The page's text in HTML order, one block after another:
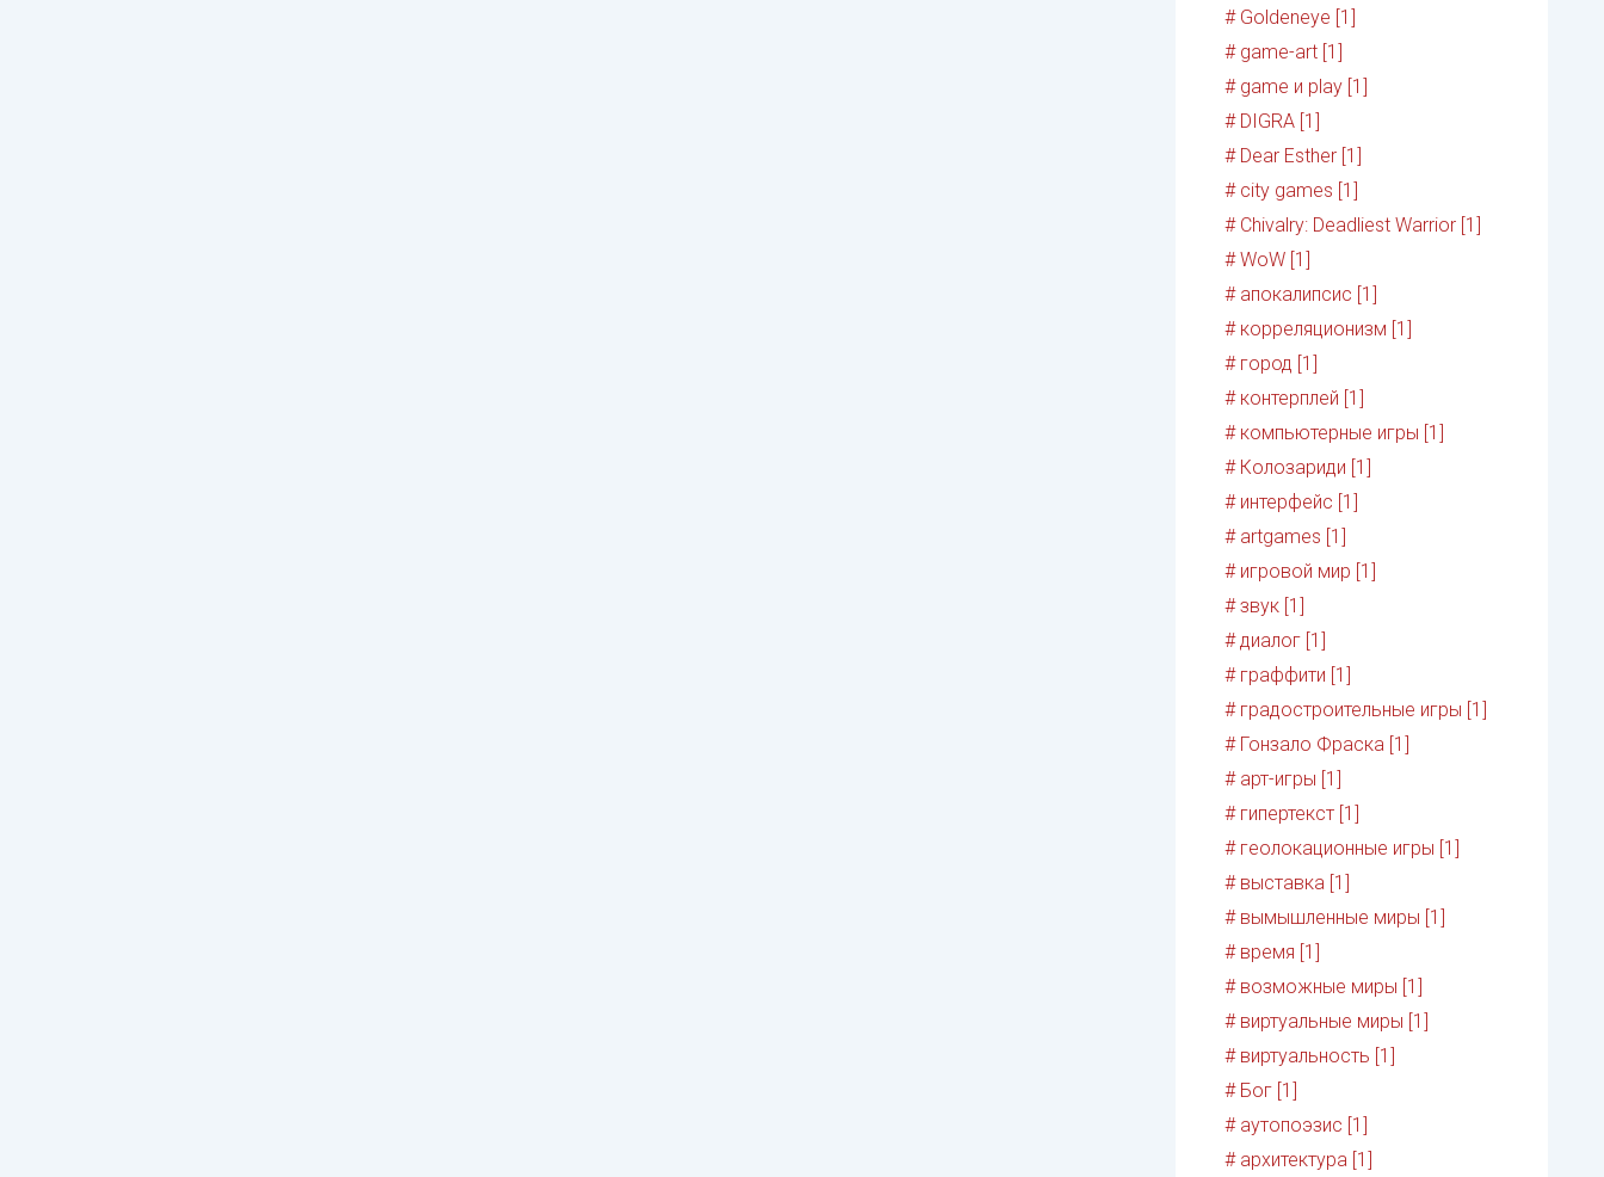
# Goldeneye [1]
# game-art [1]
# game и play [1]
# DIGRA [1]
# Dear Esther [1]
# city games [1]
# Chivalry: Deadliest Warrior [1]
# WoW [1]
# апокалипсис [1]
# корреляционизм [1]
# город [1]
# контерплей [1]
# компьютерные игры [1]
# Колозариди [1]
# интерфейс [1]
# artgames [1]
# игровой мир [1]
# звук [1]
# диалог [1]
# граффити [1]
# градостроительные игры [1]
# Гонзало Фраска [1]
# арт-игры [1]
# гипертекст [1]
# геолокационные игры [1]
# выставка [1]
# вымышленные миры [1]
# время [1]
# возможные миры [1]
# виртуальные миры [1]
# виртуальность [1]
# Бог [1]
# аутопоэзис [1]
# архитектура [1]